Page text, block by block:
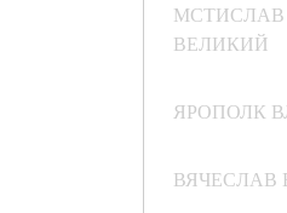
ВЕЛИКИЙ
ЯРОПОЛК